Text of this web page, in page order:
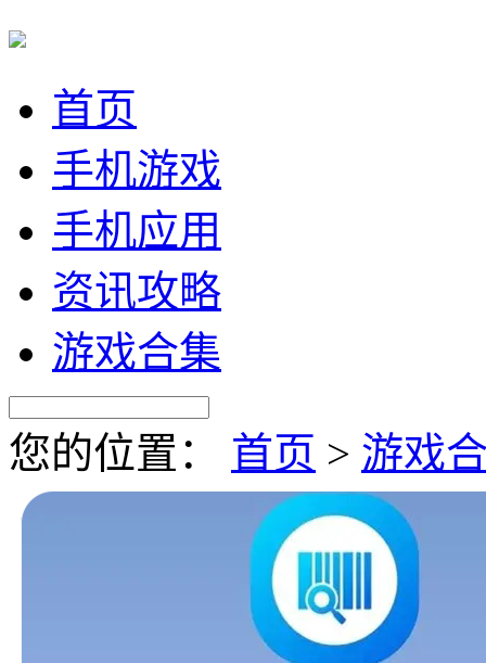
首页
手机游戏
手机应用
资讯攻略
游戏合集
您的位置： 首页 > 游戏